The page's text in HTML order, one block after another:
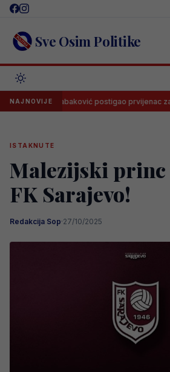
Skip
content Sve Osim Politike
NAJNOVIJE
Tabaković postigao prvijenac za
ISTAKNUTE
Malezijski princ
FK Sarajevo!
Redakcija Sop·27/10/2025